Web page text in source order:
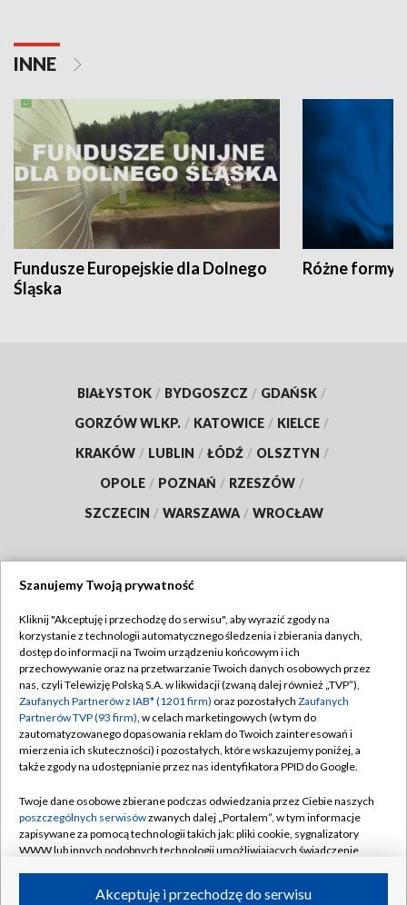
INNE
Fundusze Europejskie dla Dolnego
Śląska
Różne formy
BIAŁYSTOK / BYDGOSZCZ / GDAŃSK /
GORZÓW WLKP. / KATOWICE / KIELCE /
KRAKÓW / LUBLIN / ŁÓDŹ / OLSZTYN /
OPOLE / POZNAŃ / RZESZÓW /
SZCZECIN / WARSZAWA / WROCŁAW
TVP
Abonament TVP
Emisja w TVP
Centrum informacji TVP
Naziemna Telewizja Cyfrowa
Rada Programowa
System NOS
Informacje o nadawcy
Regulamin TVP
Polityka prywatności
Moje zgody
Pomoc
Kontakt
Kanały
Szanujemy Twoją prywatność
Kliknij "Akceptuję i przechodzę do serwisu", aby wyrazić zgody na
korzystanie z technologii automatycznego śledzenia i zbierania danych,
dostęp do informacji na Twoim urządzeniu końcowym i ich
przechowywanie oraz na przetwarzanie Twoich danych osobowych przez
nas, czyli Telewizję Polską S.A. w likwidacji (zwaną dalej również „TVP”),
Zaufanych Partnerów z IAB* (1201 firm) oraz pozostałych Zaufanych
Partnerów TVP (93 firm), w celach marketingowych (w tym do
zautomatyzowanego dopasowania reklam do Twoich zainteresowań i
mierzenia ich skuteczności) i pozostałych, które wskazujemy poniżej, a
także zgody na udostępnianie przez nas identyfikatora PPID do Google.
Twoje dane osobowe zbierane podczas odwiedzania przez Ciebie naszych
poszczególnych serwisówzwanych dalej „Portalem”, w tym informacje
zapisywane za pomocą technologii takich jak: pliki cookie, sygnalizatory
WWW lub innych podobnych technologii umożliwiających świadczenie
ruchu w Internecie.Akceptuję i przechodzę do serwisu